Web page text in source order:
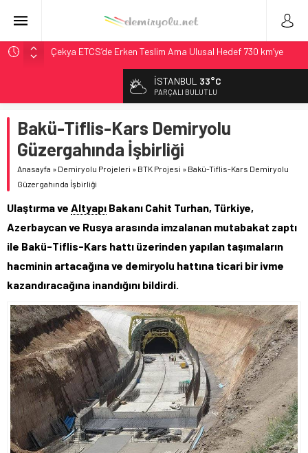
Çekya ETCS’de Erken Teslim Ama Ulusal Hedef 730 km’ye
České dráhy 101 Yaşındaki Buharlıyı Šumava Seferlerine
Brescia 426 Milyon Euro’luk Tramvay İnşaatına Başladı
Northern Railway Doğruladı: 308 Bin Rupiye Özel Vagonda
Puja
Madrid Atocha’da 56 Milyon Euro’luk Yenileme: Sol Tüneli
%33 Kapasite Artışı
İSTANBUL 33°C
PARÇALI BULUTLU
Bakü-Tiflis-Kars Demiryolu
Güzergahında İşbirliği
Anasayfa » Demiryolu Projeleri » BTK Projesi » Bakü-Tiflis-Kars Demiryolu
Güzergahında İşbirliği
Ulaştırma ve Altyapı Bakanı Cahit Turhan, Türkiye,
Azerbaycan ve Rusya arasında imzalanan mutabakat zaptı
ile Bakü-Tiflis-Kars hattı üzerinden yapılan taşımaların
hacminin artacağına ve demiryolu hattına ticari bir ivme
kazandıracağına inandığını bildirdi.